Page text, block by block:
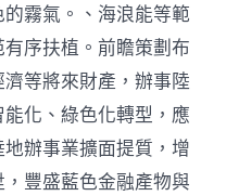
霧氣。、海浪能等範
序扶植。前瞻策劃布
等將來財產，辦事陸
化、綠色化轉型，應
辦事業擴面提質，增
豐盛藍色金融產物與